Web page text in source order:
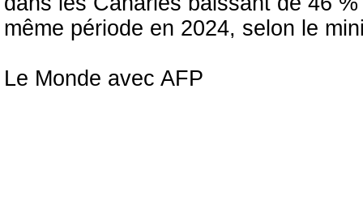
même période en 2024, selon le
Le Monde avec AFP